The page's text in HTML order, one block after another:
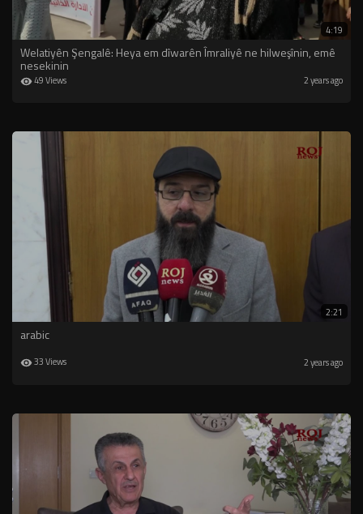
4:19
Welatiyên Şengalê: Heya em dîwarên Îmraliyê ne hilweşînin, emê
nesekinin
49 Views 2 years ago
2:21
arabic
33 Views 2 years ago